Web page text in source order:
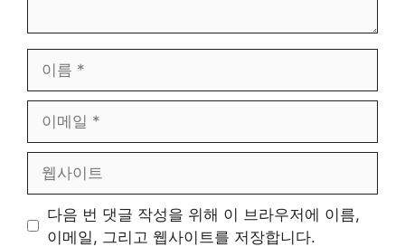
일
트
다음 번 댓글 작성을 위해 이 브라우저에 이름,
이메일, 그리고 웹사이트를 저장합니다.